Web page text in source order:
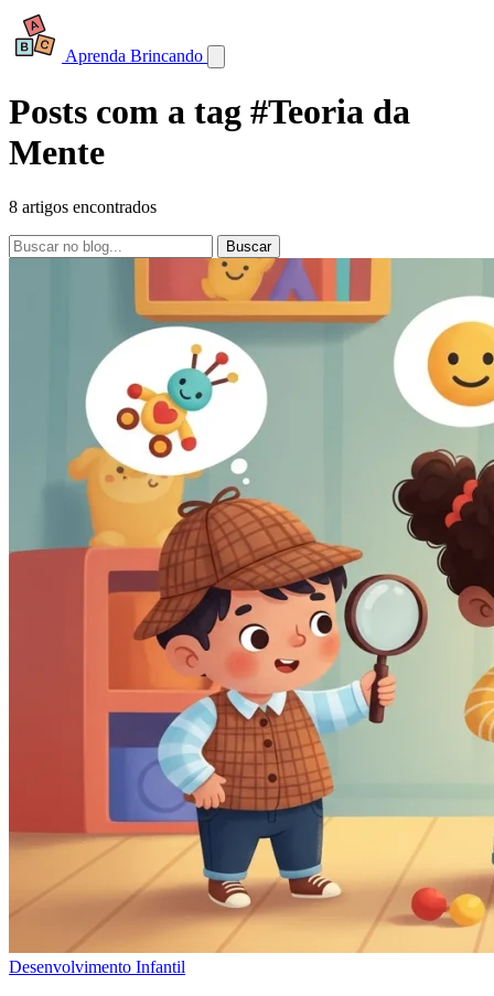
Aprenda Brincando
Posts com a tag #Teoria da
Mente
8 artigos encontrados
Buscar
Desenvolvimento Infantil